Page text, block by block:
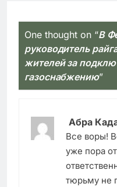
One thought on “В
руководитель
жителей за
газоснабжению”
Абра
Все воры!
уже пора
тюрьму не